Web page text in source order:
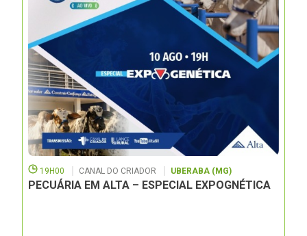
19H00 CANAL DO CRIADOR UBERABA (MG)
PECUÁRIA EM ALTA – ESPECIAL EXPOGNÉTICA